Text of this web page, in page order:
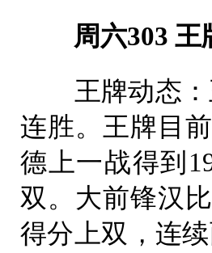
周六303 王牌
王牌动态：
连胜。王牌目
德上一战得到
双。大前锋汉
得分上双，连